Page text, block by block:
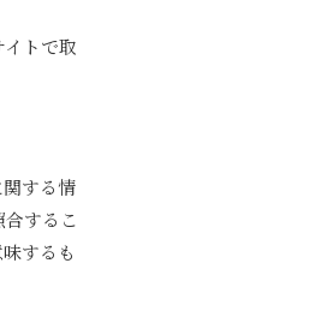
トで取
する情
するこ
するも